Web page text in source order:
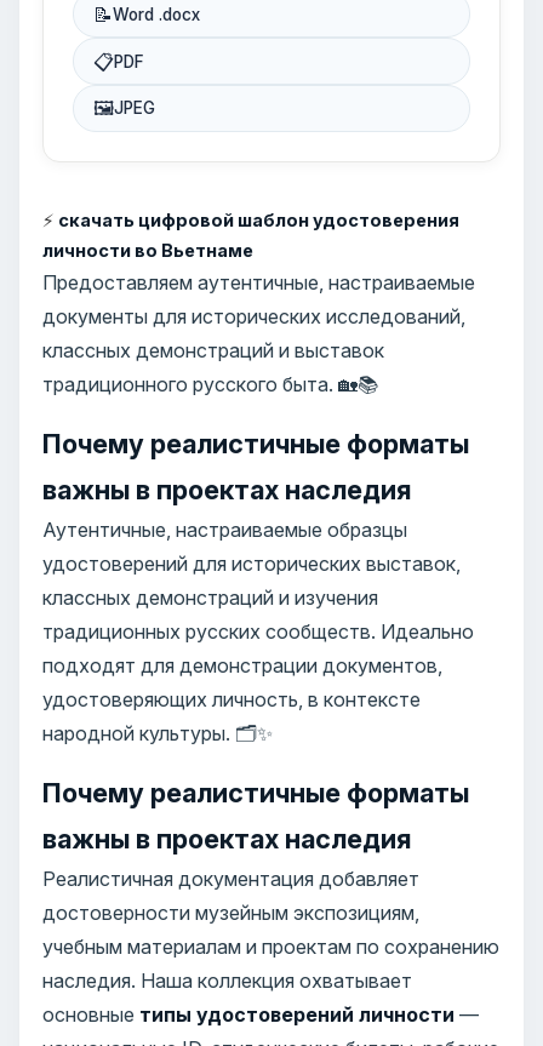
📝Word .docx
📋PDF
🖼JPEG
⚡ скачать цифровой шаблон удостоверения
личности во Вьетнаме
Предоставляем аутентичные, настраиваемые
документы для исторических исследований,
классных демонстраций и выставок
традиционного русского быта. 🏡📚
Почему реалистичные форматы
важны в проектах наследия
Аутентичные, настраиваемые образцы
удостоверений для исторических выставок,
классных демонстраций и изучения
традиционных русских сообществ. Идеально
подходят для демонстрации документов,
удостоверяющих личность, в контексте
народной культуры. 🗂️✨
Почему реалистичные форматы
важны в проектах наследия
Реалистичная документация добавляет
достоверности музейным экспозициям,
учебным материалам и проектам по сохранению
наследия. Наша коллекция охватывает
основные типы удостоверений личности —